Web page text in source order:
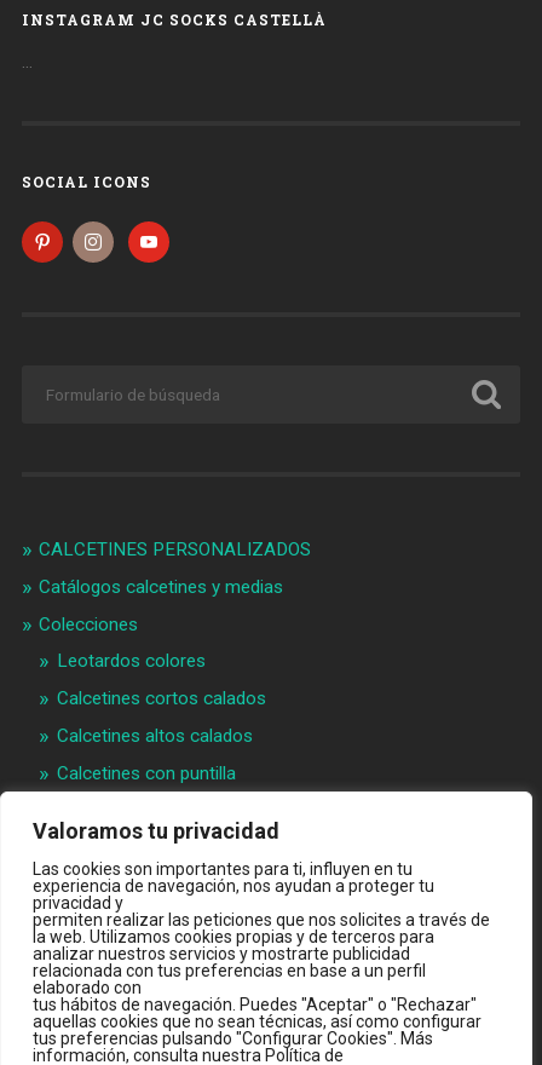
Valoramos tu privacidad
Las cookies son importantes para ti, influyen en tu
experiencia de navegación, nos ayudan a proteger tu
privacidad y
permiten realizar las peticiones que nos solicites a través de
la web. Utilizamos cookies propias y de terceros para
analizar nuestros servicios y mostrarte publicidad
relacionada con tus preferencias en base a un perfil
elaborado con
tus hábitos de navegación. Puedes "Aceptar" o "Rechazar"
aquellas cookies que no sean técnicas, así como configurar
tus preferencias pulsando "Configurar Cookies". Más
información, consulta nuestra Política de
INSTAGRAM JC SOCKS CASTELLÀ
…
SOCIAL ICONS
CALCETINES PERSONALIZADOS
Catálogos calcetines y medias
Colecciones
Leotardos colores
Calcetines cortos calados
Calcetines altos calados
Calcetines con puntilla
Materias primeras
Videos
Quiénes somos
Contacto
INTRANET B2B
TIENDA ONLINE